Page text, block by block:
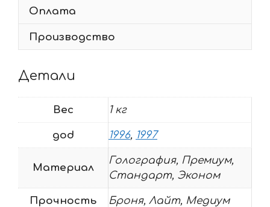
Оплата
Производство
Детали
Вес 1 кг
god 1996, 1997
Материал
Голография, Премиум,
Стандарт, Эконом
Прочность Броня, Лайт, Медиум